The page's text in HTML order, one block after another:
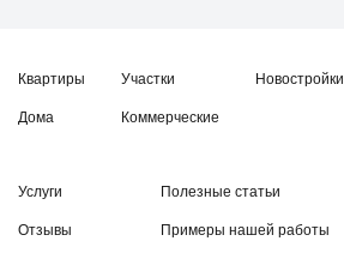
Квартиры
Дома
Участки
Коммерческие
Новостройки
Услуги
Отзывы
Полезные статьи
Примеры нашей работы